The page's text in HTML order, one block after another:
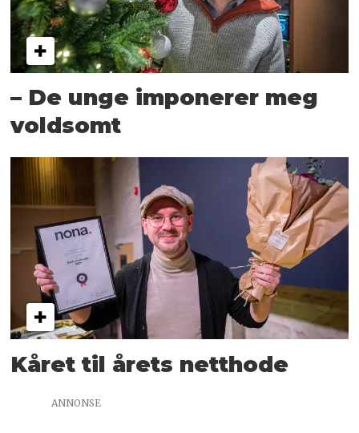
– De unge imponerer meg
voldsomt
Kåret til årets netthode
ANNONSE